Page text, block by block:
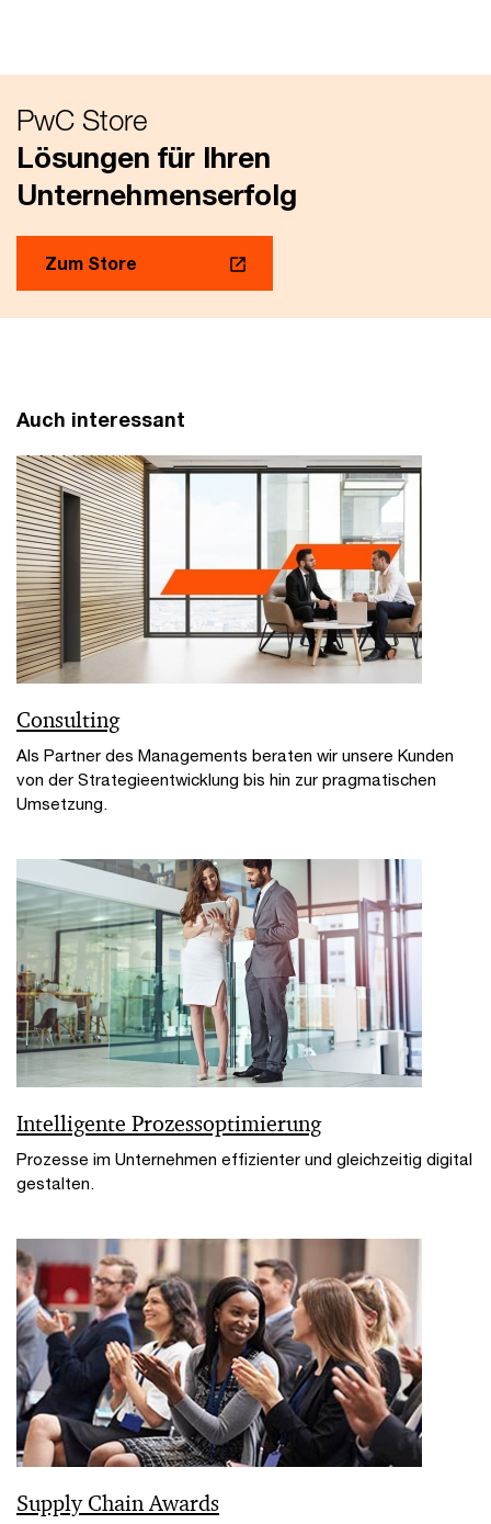
PwC Store
Lösungen für Ihren
Unternehmenserfolg
Zum Store
Auch interessant
Consulting
Als Partner des Managements beraten wir unsere Kunden
von der Strategieentwicklung bis hin zur pragmatischen
Umsetzung.
Intelligente Prozessoptimierung
Prozesse im Unternehmen effizienter und gleichzeitig digital
gestalten.
Supply Chain Awards